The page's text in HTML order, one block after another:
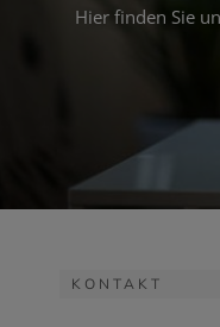
Hier finden Sie
KONTAKT